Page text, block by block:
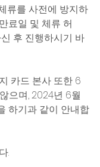
류를 사전에 방지하
료일 및 체류 허
후 진행하시기 바
카드 본사 또한 6
으며, 2024년 6월
하기과 같이 안내합
.